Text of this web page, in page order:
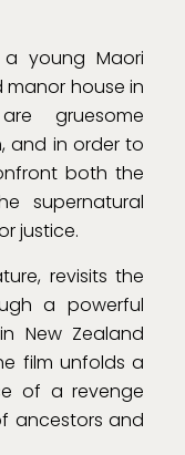
a young Maori
house in
gruesome
and in order to
both the
supernatural
justice.
revisits the
a powerful
New Zealand
film unfolds a
of a revenge
ancestors and